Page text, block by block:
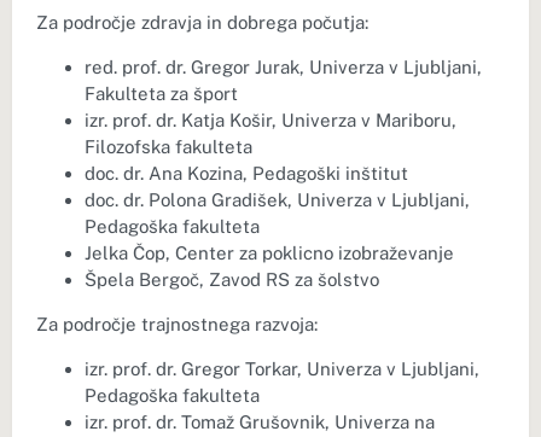
Za področje zdravja in dobrega počutja:
red. prof. dr. Gregor Jurak, Univerza v Ljubljani,
Fakulteta za šport
izr. prof. dr. Katja Košir, Univerza v Mariboru,
Filozofska fakulteta
doc. dr. Ana Kozina, Pedagoški inštitut
doc. dr. Polona Gradišek, Univerza v Ljubljani,
Pedagoška fakulteta
Jelka Čop, Center za poklicno izobraževanje
Špela Bergoč, Zavod RS za šolstvo
Za področje trajnostnega razvoja:
izr. prof. dr. Gregor Torkar, Univerza v Ljubljani,
Pedagoška fakulteta
izr. prof. dr. Tomaž Grušovnik, Univerza na